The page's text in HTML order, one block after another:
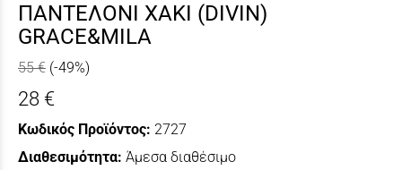
ΠΑΝΤΕΛΟΝΙ XAKI (DIVIN)
GRACE&MILA
55 € (-49%)
28 €
Κωδικός Προϊόντος: 2727
Διαθεσιμότητα: Άμεσα διαθέσιμο